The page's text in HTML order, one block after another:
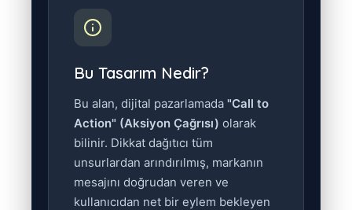
Bu Tasarım Nedir?
Bu alan, dijital pazarlamada "Call to
Action" (Aksiyon Çağrısı) olarak
bilinir. Dikkat dağıtıcı tüm
unsurlardan arındırılmış, markanın
mesajını doğrudan veren ve
kullanıcıdan net bir eylem bekleyen